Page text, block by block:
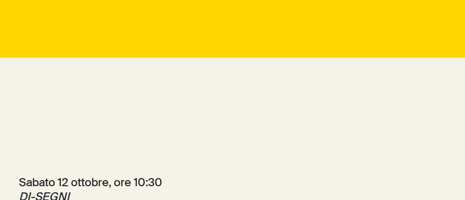
Sabato 12 ottobre, ore 10:30
DI-SEGNI